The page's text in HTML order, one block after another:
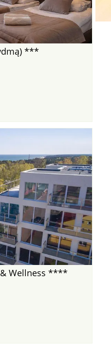
***
& Wellness ****